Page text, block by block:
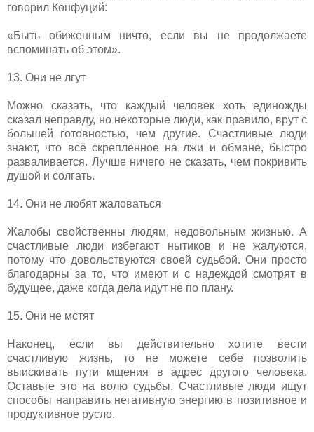
говорил Конфуций:
«Быть обиженным ничто, если вы не продолжаете
вспоминать об этом».
13. Они не лгут
Можно сказать, что каждый человек хоть единожды
сказал неправду, но некоторые люди, как правило, врут с
большей готовностью, чем другие. Счастливые люди
знают, что всё скреплённое на лжи и обмане, быстро
разваливается. Лучше ничего не сказать, чем покривить
душой и солгать.
14. Они не любят жаловаться
Жалобы свойственны людям, недовольным жизнью. А
счастливые люди избегают нытиков и не жалуются,
потому что довольствуются своей судьбой. Они просто
благодарны за то, что имеют и с надеждой смотрят в
будущее, даже когда дела идут не по плану.
15. Они не мстят
Наконец, если вы действительно хотите вести
счастливую жизнь, то не можете себе позволить
выискивать пути мщения в адрес другого человека.
Оставьте это на волю судьбы. Счастливые люди ищут
способы направить негативную энергию в позитивное и
продуктивное русло.